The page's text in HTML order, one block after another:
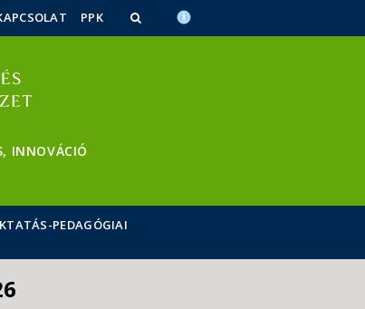
PPK
INNOVÁCIÓ
PEDAGÓGIAI